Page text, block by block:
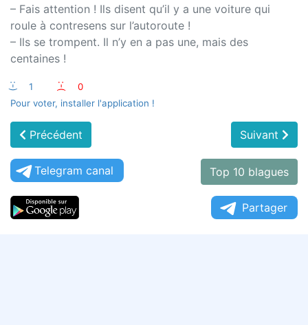
– Fais attention ! Ils disent qu’il y a une voiture qui
roule à contresens sur l’autoroute !
– Ils se trompent. Il n’y en a pas une, mais des
centaines !
:-) 1 :-(
0
Pour voter, installer l'application !
Précédent Suivant
Telegram canal Top 10 blagues
Partager